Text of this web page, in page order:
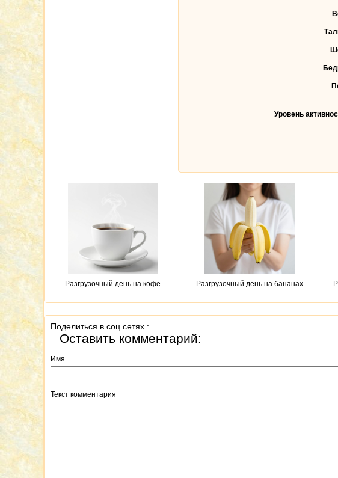
Уровень
Разгрузочный день на кофе Разгрузочный день на бананах
Поделиться в соц.сетях :
Оставить комментарий:
Имя
Текст комментария